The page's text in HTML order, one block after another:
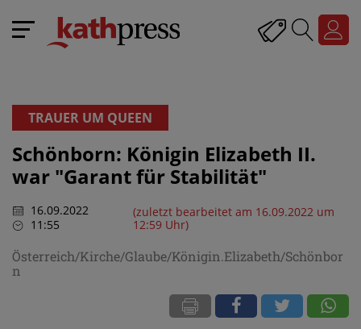
TRAUER UM QUEEN
Schönborn: Königin Elizabeth II.
war "Garant für Stabilität"
16.09.2022
11:55
(zuletzt bearbeitet am 16.09.2022 um
12:59 Uhr)
Österreich/Kirche/Glaube/Königin.Elizabeth/Schönbor
n